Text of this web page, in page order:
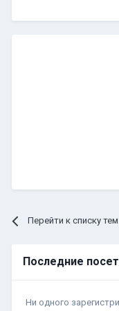
Перейти к списку тем
Последние
Ни одного